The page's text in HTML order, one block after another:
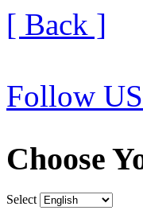
[ Back ]
Follow
Choose
Select